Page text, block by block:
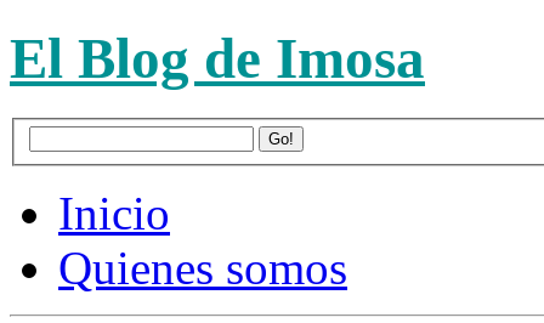
El Blog de Imosa
Inicio
Quienes somos